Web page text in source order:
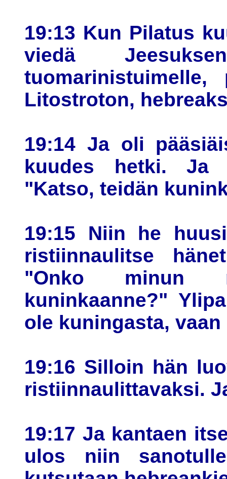
19:13 Kun Pilatus
viedä
Litostroton,
19:14 Ja oli
kuudes hetki. Ja
"Katso, teidän
19:15 Niin he
ristiinnaulitse
"Onko minun
kuninkaanne?"
ole kuningasta,
19:16 Silloin hän
ristiinnaulittavaksi.
19:17 Ja kantaen
ulos niin